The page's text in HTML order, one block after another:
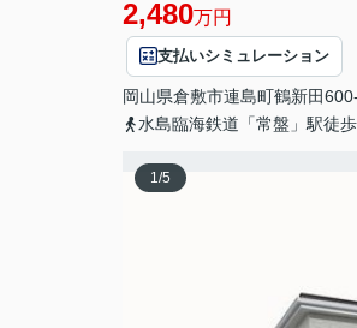
2,480万円
支払いシミュレーション
岡山県倉敷市連島町鶴新田
水島臨海鉄道「常盤」駅徒
1 /5